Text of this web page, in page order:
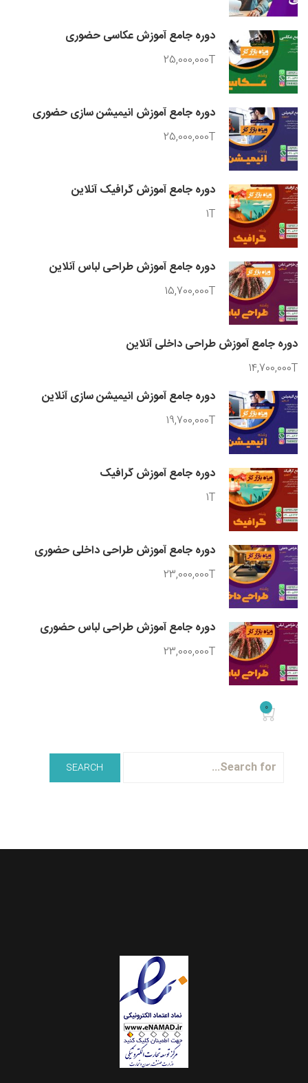
دوره جامع آموزش عکاسی حضوری
25,000,000T
دوره جامع آموزش انیمیشن سازی حضوری
25,000,000T
دوره جامع آموزش گرافیک آنلاین
1T
دوره جامع آموزش طراحی لباس آنلاین
15,700,000T
دوره جامع آموزش طراحی داخلی آنلاین
14,700,000T
دوره جامع آموزش انیمیشن سازی آنلاین
19,700,000T
دوره جامع آموزش گرافیک
1T
دوره جامع آموزش طراحی داخلی حضوری
23,000,000T
دوره جامع آموزش طراحی لباس حضوری
23,000,000T
0